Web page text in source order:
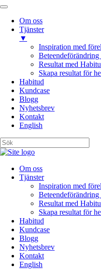
Om oss
Tjänster
▼
Inspiration med
Resultat med
Skapa resultat för
Habitud
Kundcase
Blogg
Nyhetsbrev
Kontakt
English
Om oss
Tjänster
Inspiration med
Resultat med
Skapa resultat för
Habitud
Kundcase
Blogg
Nyhetsbrev
Kontakt
English